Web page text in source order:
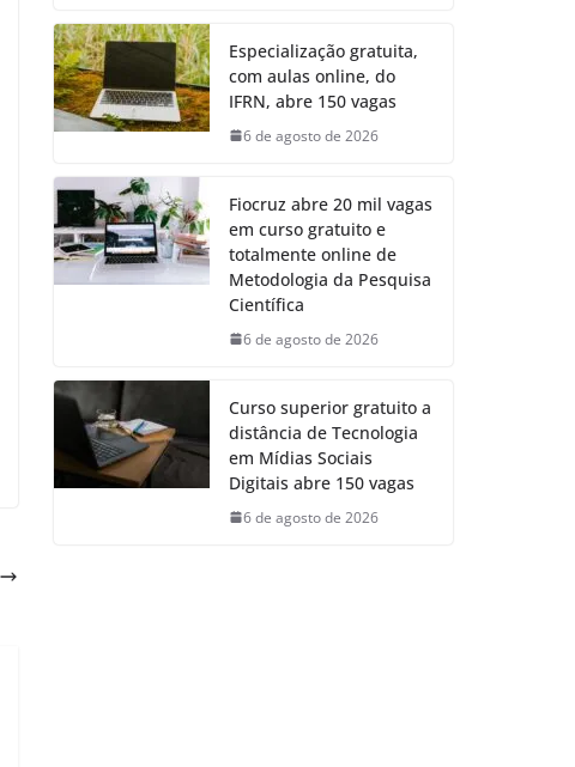
Especialização gratuita,
com aulas online, do
IFRN, abre 150 vagas
6 de agosto de 2026
Fiocruz abre 20 mil vagas
em curso gratuito e
totalmente online de
Metodologia da Pesquisa
Científica
6 de agosto de 2026
Curso superior gratuito a
distância de Tecnologia
em Mídias Sociais
Digitais abre 150 vagas
6 de agosto de 2026